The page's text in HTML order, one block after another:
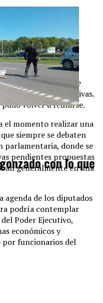
agenda de los
Cámara podría
iniciativas del Poder
a temas económicos
de octubre cuando se
entre otras iniciativas.
volver a reunirse.
el momento realizar una
siempre se debaten
parlamentaria, donde se
pendientes propuestas
generalmente en una
agenda de los diputados
podría contemplar
Poder Ejecutivo,
económicos y
por funcionarios del
con lo que